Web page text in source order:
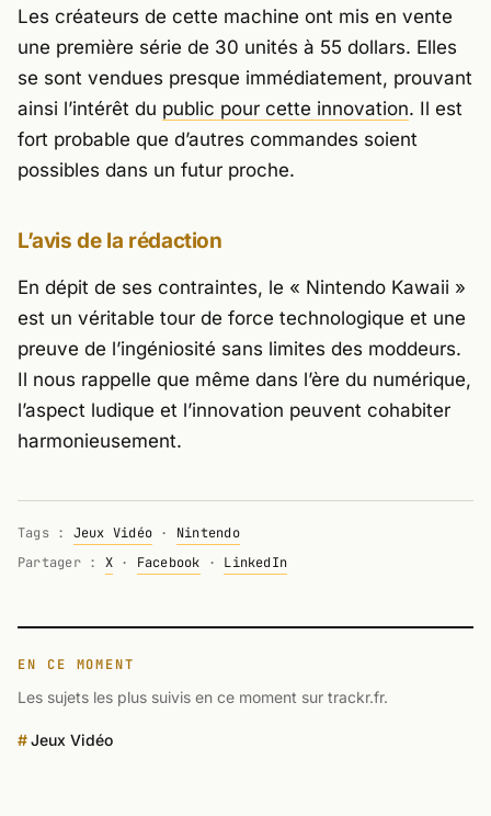
Les créateurs de cette machine ont mis en vente
une première série de 30 unités à 55 dollars. Elles
se sont vendues presque immédiatement, prouvant
ainsi l’intérêt du public pour cette innovation. Il est
fort probable que d’autres commandes soient
possibles dans un futur proche.
L’avis de la rédaction
En dépit de ses contraintes, le « Nintendo Kawaii »
est un véritable tour de force technologique et une
preuve de l’ingéniosité sans limites des moddeurs.
Il nous rappelle que même dans l’ère du numérique,
l’aspect ludique et l’innovation peuvent cohabiter
harmonieusement.
Tags : Jeux Vidéo · Nintendo
Partager : X· Facebook · LinkedIn
EN CE MOMENT
Les sujets les plus suivis en ce moment sur trackr.fr.
Jeux Vidéo